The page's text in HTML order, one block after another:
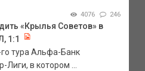
4076 246
«Крылья Советов» в
1:1
тура Альфа-Банк
Лиги, в котором ...